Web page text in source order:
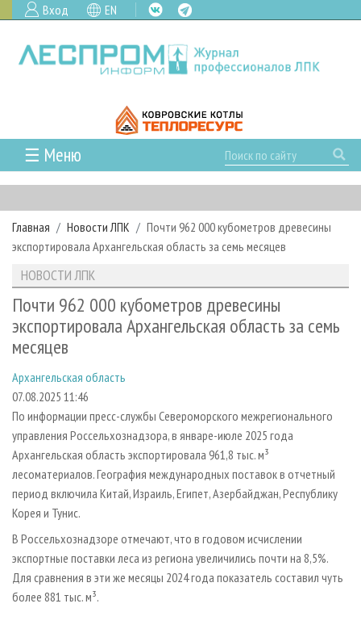
Вход EN
☰ Меню
ГЛАВНАЯ
РУБРИКИ И ТЕМЫ
РУБРИКИ ЖУРНАЛА
ЛЕСОЗАГОТОВКА
ЛЕСОПИЛЕНИЕ
ДЕРЕВООБРАБОТКА
СУШКА ДРЕВЕСИНЫ
ПРОИЗВОДСТВО ДРЕВЕСНЫХ ПЛИТ
ДЕРЕВЯННОЕ ДОМОСТРОЕНИЕ
ПРОИЗВОДСТВО МЕБЕЛИ
БИОЭНЕРГЕТИКА
ЦБП
ИНСТРУМЕНТ И МАТЕРИАЛЫ
НОВОСТИ
НОВОСТИ ЛПК
НОВОСТИ ЖУРНАЛА
НОВОСТИ КОМПАНИЙ
ПРОЕКТЫ ЛПИ
АНАЛИТИКА
ПРЕДПРИЯТИЯ ЛПК
ЛЕСНЫЕ РЕГИОНЫ РОССИИ
ПЕРСОНЫ
МОБИЛЬНЫЕ ВЫСТАВКИ
ОФИЦИАЛЬНЫЕ ДЕЛЕГАЦИИ
ПРИОРИТЕТНЫЕ ИНВЕСТПРОЕКТЫ
RUSSIAN FORESTRY REVIEW
ГАЗЕТА ЛЕСПРОМФОРУМ
БИБЛИОТЕКА СПЕЦИАЛИСТА
АРХИВ ЖУРНАЛОВ
СТАТЬИ
О ЖУРНАЛЕ
ПОДПИСКА
КОНТАКТЫ
РЕКЛАМОДАТЕЛЯМ
РЕКЛАМА
РЕКЛАМА НА САЙТЕ
Главная Новости ЛПК
Почти 962 000 кубометров древесины
экспортировала Архангельская область за семь месяцев
НОВОСТИ ЛПК
Почти 962 000 кубометров древесины
экспортировала Архангельская область за семь
месяцев
Архангельская область
07.08.2025 11:46
По информации пресс-службы Североморского межрегионального
управления Россельхознадзора, в январе-июле 2025 года
Архангельская область экспортировала 961,8 тыс. м³
лесоматериалов. География международных поставок в отчетный
период включила Китай, Израиль, Египет, Азербайджан, Республику
Корея и Тунис.
В Россельхознадзоре отмечают, что в годовом исчислении
экспортные поставки леса из региона увеличились почти на 8,5%.
Для сравнения в эти же месяцы 2024 года показатель составил чуть
более 881 тыс. м³.